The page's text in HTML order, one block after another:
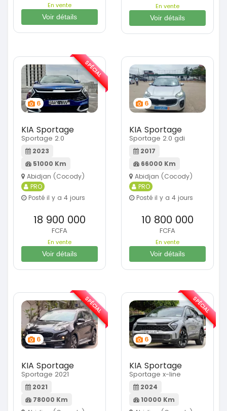
En vente
Voir détails
En vente
Voir détails
6
KIA Sportage
Sportage 2.0
2023
51000 Km
Abidjan (Cocody)
PRO
Posté il y a 4 jours
18 900 000
FCFA
En vente
Voir détails
SPÉCIAL
6
KIA Sportage
Sportage 2.0 gdi
2017
66000 Km
Abidjan (Cocody)
PRO
Posté il y a 4 jours
10 800 000
FCFA
En vente
Voir détails
6
KIA Sportage
Sportage 2021
2021
78000 Km
SPÉCIAL
6
KIA Sportage
Sportage x-line
2024
10000 Km
SPÉCIAL